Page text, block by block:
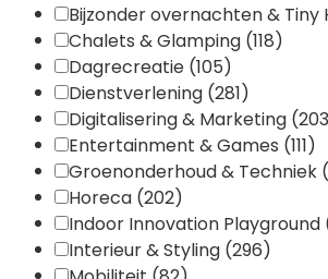
Bijzonder overnachten & Tiny
Chalets & Glamping (118)
Dagrecreatie (105)
Dienstverlening (281)
Digitalisering & Marketing
Entertainment & Games (111)
Groenonderhoud & Techniek
Horeca (202)
Indoor Innovation Playground
Interieur & Styling (296)